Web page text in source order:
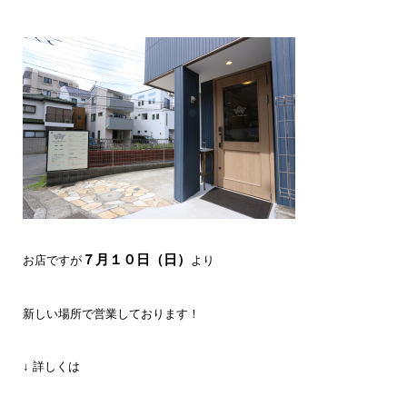
お店ですが７月１０日（日） より
新しい場所で営業しております！
↓ 詳しくは